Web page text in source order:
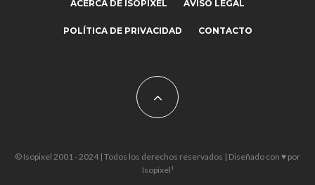
ACERCA DE ISOPIXEL AVISO LEGAL
POLÍTICA DE PRIVACIDAD CONTACTO
© Isopixel 2001 - 2024 | Todos los derechos reservados | Diseñado con ♥ por
Isopixel¹